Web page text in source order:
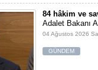
84 hâkim ve
Adalet Bakanı
04 Ağustos 2026
GÜNDEM